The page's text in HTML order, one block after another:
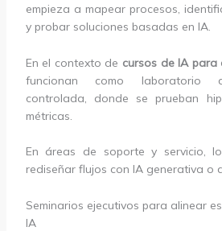
empieza a mapear procesos,
y probar soluciones basadas en IA.
En el contexto de cursos de IA para
funcionan como laboratorio
controlada, donde se prueban
métricas.
En áreas de soporte y servicio,
rediseñar flujos con IA generativa o
Seminarios ejecutivos para alinear
IA